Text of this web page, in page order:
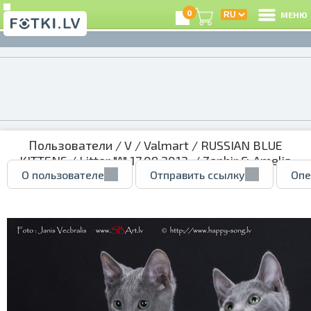
0 МЕНЮ
Пользователи /V /Valmart / RUSSIAN BLUE
KITTENS/Litter "A" 17.09.2012./ Zephir & Amelia
О пользователе Отправить ссылку